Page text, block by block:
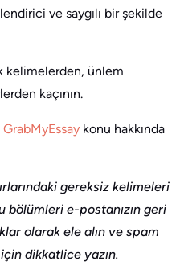
ve saygılı bir şekilde
kelimelerden, ünlem
kaçının.
GrabMyEssay konu hakkında
gereksiz kelimeleri
bölümleri e-postanızın geri
olarak ele alın ve spam
dikkatlice yazın.